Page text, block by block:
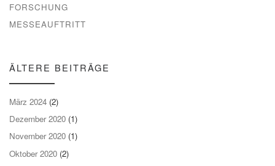
FORSCHUNG
MESSEAUFTRITT
ÄLTERE BEITRÄGE
März 2024 (2)
Dezember 2020 (1)
November 2020 (1)
Oktober 2020 (2)